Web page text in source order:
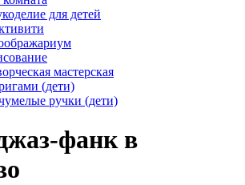
для детей
мастерская
(дети)
ручки (дети)
фанк в